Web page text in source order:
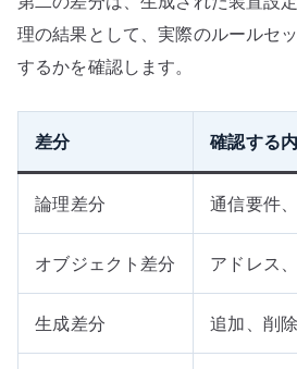
理の結果として、実際のルールセ
するかを確認します。
差分 確認する
論理差分 通信要件
オブジェクト差分 アドレス
生成差分 追加、削